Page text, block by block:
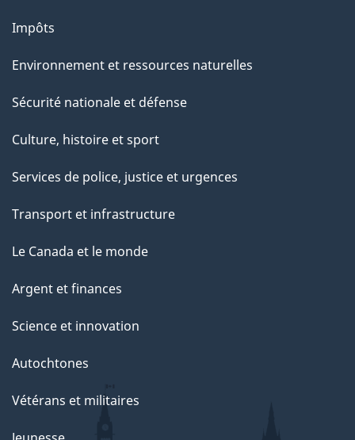
Impôts
Environnement et ressources naturelles
Sécurité nationale et défense
Culture, histoire et sport
Services de police, justice et urgences
Transport et infrastructure
Le Canada et le monde
Argent et finances
Science et innovation
Autochtones
Vétérans et militaires